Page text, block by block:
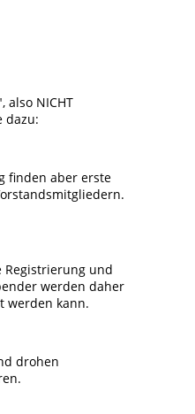
NICHT
dazu:
finden aber erste
Registrierung und
werden daher
werden kann.
drohen